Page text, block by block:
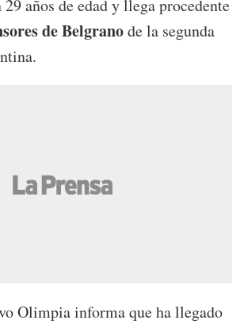
años de edad y llega procedente
de Belgranode la segunda
Olimpia informa que ha llegado